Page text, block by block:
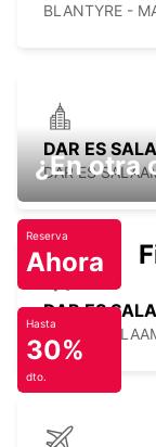
BLANTYRE -
DAR ES
DAR ES
DAR ES
DAR ES
¿En otra
Reserva
Ahora
Hasta
30%
dto.